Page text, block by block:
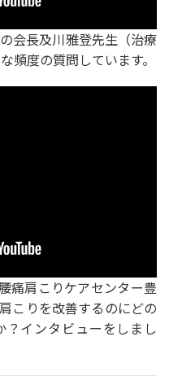
会長及川雅登先生（治療
頻度の質問しています。
痛肩こりケアセンター豊
こりを改善するのにどの
？インタビューをしまし